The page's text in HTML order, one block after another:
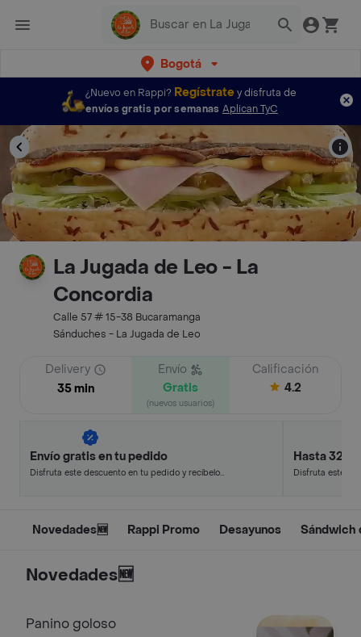
Bogotá
¿Nuevo en Rappi? Regístratey disfruta de
envíos gratis por semanas Aplican TyC
La Jugada de Leo - La
Concordia
Calle 57 # 15-38 Bucaramanga
Sánduches - La Jugada de Leo
Delivery
35 min
Envío
Gratis
(nuevos usuarios)
Calificación
4.2
Envío gratis en tu pedido
Disfruta este descuento en tu pedido y recíbelo
Hasta 32%
Disfruta este
Novedades🆕 Rappi Promo Desayunos Sándwich
Novedades🆕
Panino goloso